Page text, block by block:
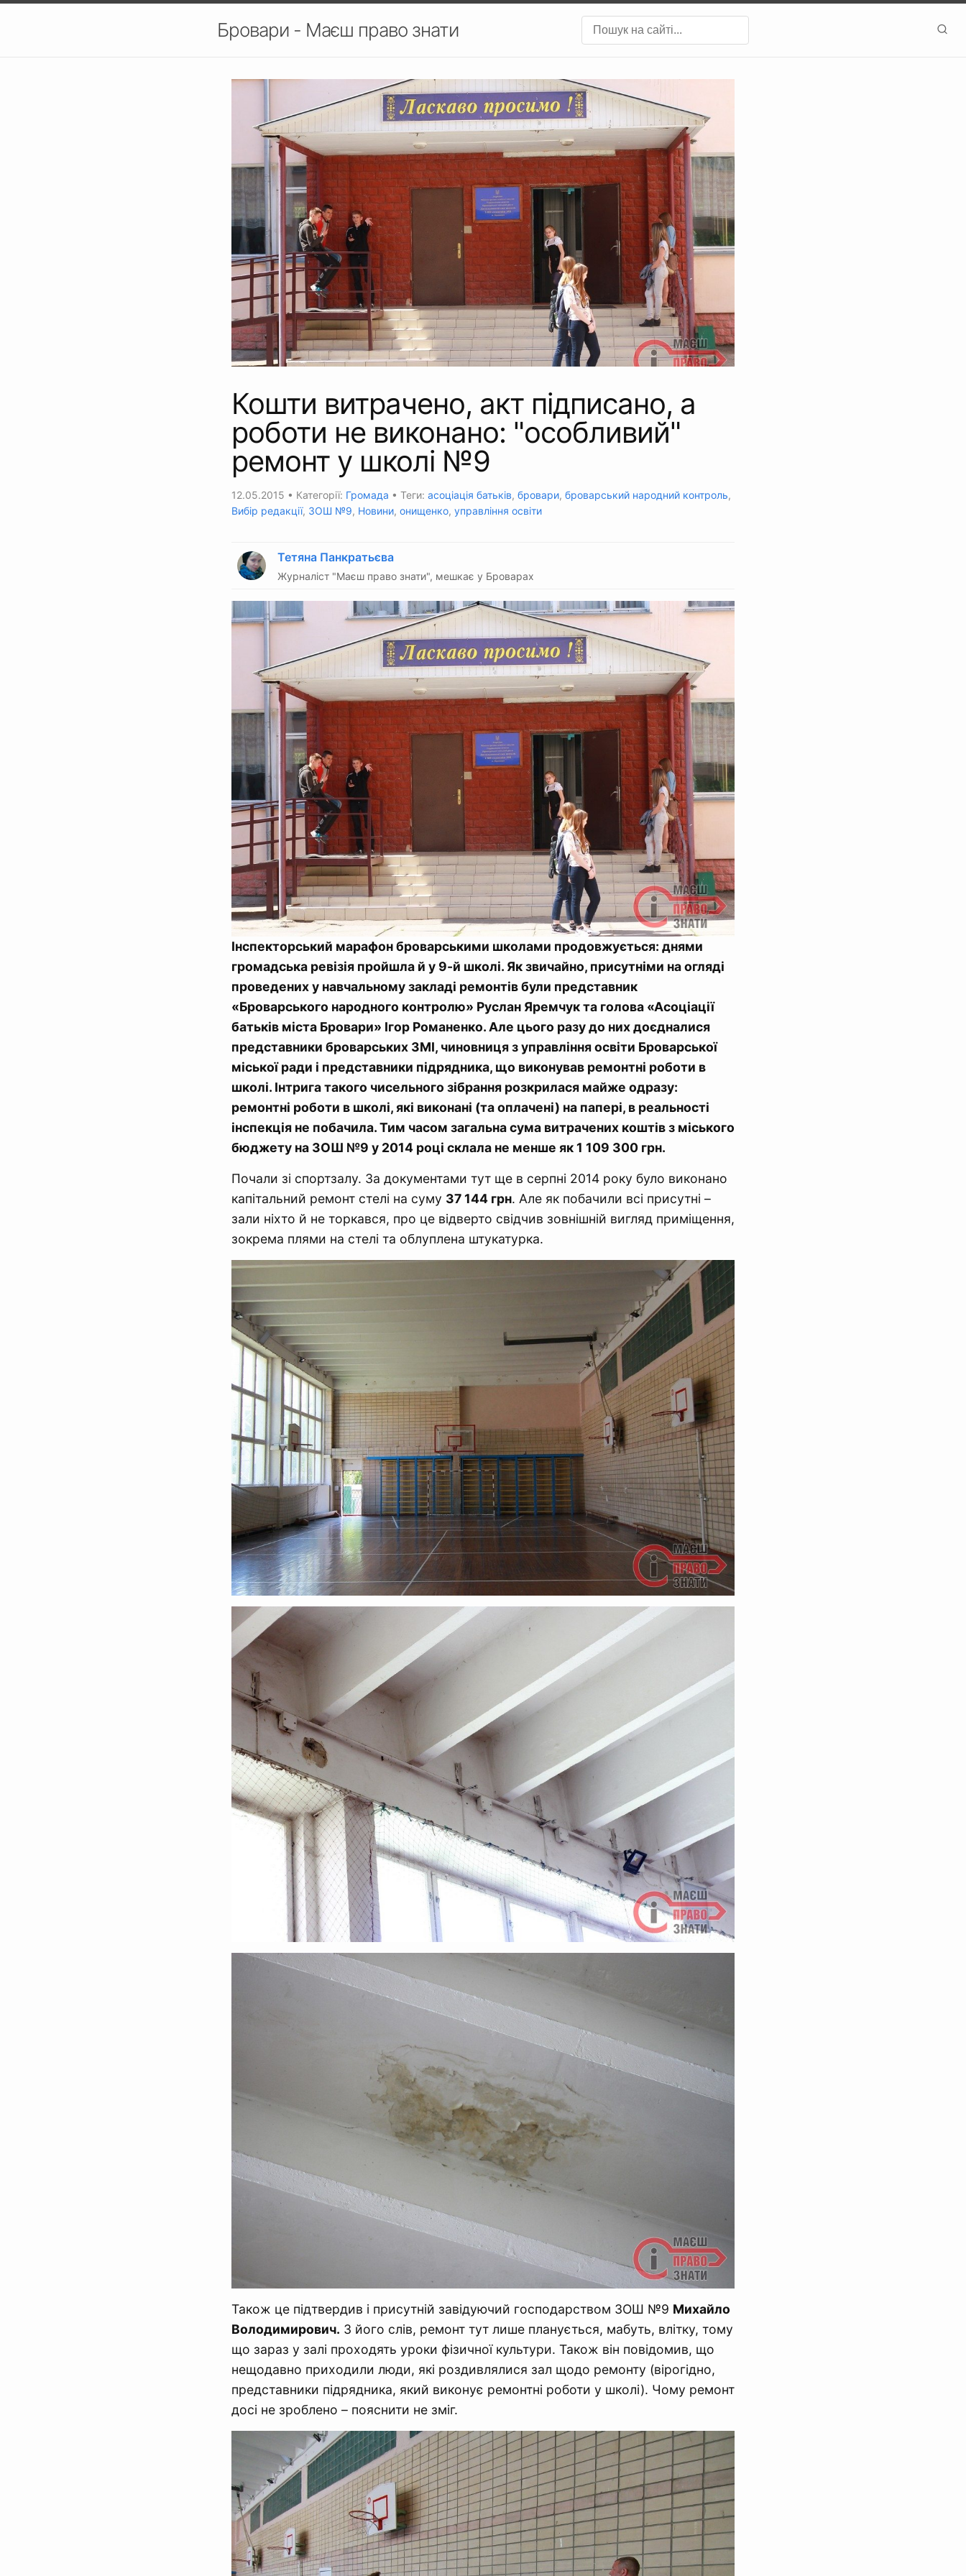
Бровари - Маєш право знати
Кошти витрачено, акт підписано, а
роботи не виконано: "особливий"
ремонт у школі №9
12.05.2015 • Категорії: Громада • Теги: асоціація батьків, бровари, броварський народний контроль,
Вибір редакції, ЗОШ №9, Новини, онищенко, управління освіти
Тетяна Панкратьєва
Журналіст "Маєш право знати", мешкає у Броварах
Інспекторський марафон броварськими школами продовжується: днями
громадська ревізія пройшла й у 9-й школі. Як звичайно, присутніми на огляді
проведених у навчальному закладі ремонтів були представник
«Броварського народного контролю» Руслан Яремчук та голова «Асоціації
батьків міста Бровари» Ігор Романенко. Але цього разу до них доєдналися
представники броварських ЗМІ, чиновниця з управління освіти Броварської
міської ради і представники підрядника, що виконував ремонтні роботи в
школі. Інтрига такого чисельного зібрання розкрилася майже одразу:
ремонтні роботи в школі, які виконані (та оплачені) на папері, в реальності
інспекція не побачила. Тим часом загальна сума витрачених коштів з міського
бюджету на ЗОШ №9 у 2014 році склала не менше як 1 109 300 грн.
Почали зі спортзалу. За документами тут ще в серпні 2014 року було виконано
капітальний ремонт стелі на суму 37 144 грн. Але як побачили всі присутні –
зали ніхто й не торкався, про це відверто свідчив зовнішній вигляд приміщення,
зокрема плями на стелі та облуплена штукатурка.
Також це підтвердив і присутній завідуючий господарством ЗОШ №9 Михайло
Володимирович. З його слів, ремонт тут лише планується, мабуть, влітку, тому
що зараз у залі проходять уроки фізичної культури. Також він повідомив, що
нещодавно приходили люди, які роздивлялися зал щодо ремонту (вірогідно,
представники підрядника, який виконує ремонтні роботи у школі). Чому ремонт
досі не зроблено – пояснити не зміг.